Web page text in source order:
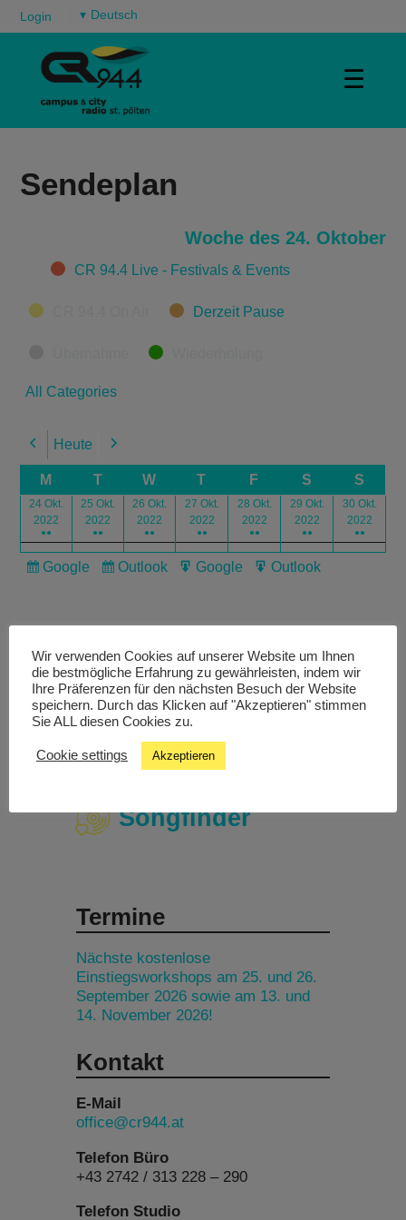
Login ▾
☰
Sendeplan
Woche des 24. Oktober
CategoriesCR 94.4 Live - Festivals & Events
Derzeit Pause
All Categories
Previous
Heute Next
M T W T F S S
24 Okt.
2022
●●
25 Okt.
2022
●●
26 Okt.
2022
●●
27 Okt.
2022
●●
28 Okt.
2022
●●
29 Okt.
2022
●●
30 Okt.
2022
●●
Subscribe
Google
Subscribe
Outlook
Export
Google
Export
Outlook
Livestream
Studiochat
Songfinder
Termine
Nächste kostenlose
Einstiegsworkshops am 25. und 26.
September 2026 sowie am 13. und
14. November 2026!
Kontakt
E-Mail
office@cr944.at
Telefon Büro
+43 2742 / 313 228 – 290
Telefon Studio
Wir verwenden Cookies auf unserer Website um Ihnen
die bestmögliche Erfahrung zu gewährleisten, indem wir
Ihre Präferenzen für den nächsten Besuch der Website
speichern. Durch das Klicken auf "Akzeptieren" stimmen
Sie ALL diesen Cookies zu.
Cookie settings Akzeptieren